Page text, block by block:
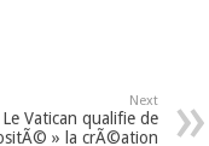
Next
Le Vatican qualifie de
» la crÃ©ation